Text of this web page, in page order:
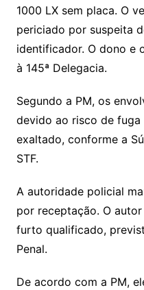
1000 LX sem placa. O
periciado por suspeita
identificador. O dono e
à 145ª Delegacia.
Segundo a PM, os
devido ao risco de
exaltado, conforme a
STF.
A autoridade policial
por receptação. O
furto qualificado,
Penal.
De acordo com a PM,